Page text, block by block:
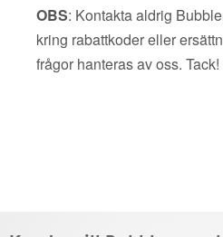
OBS: Kontakta aldrig
kring rabattkoder eller
frågor hanteras av oss. Tack!